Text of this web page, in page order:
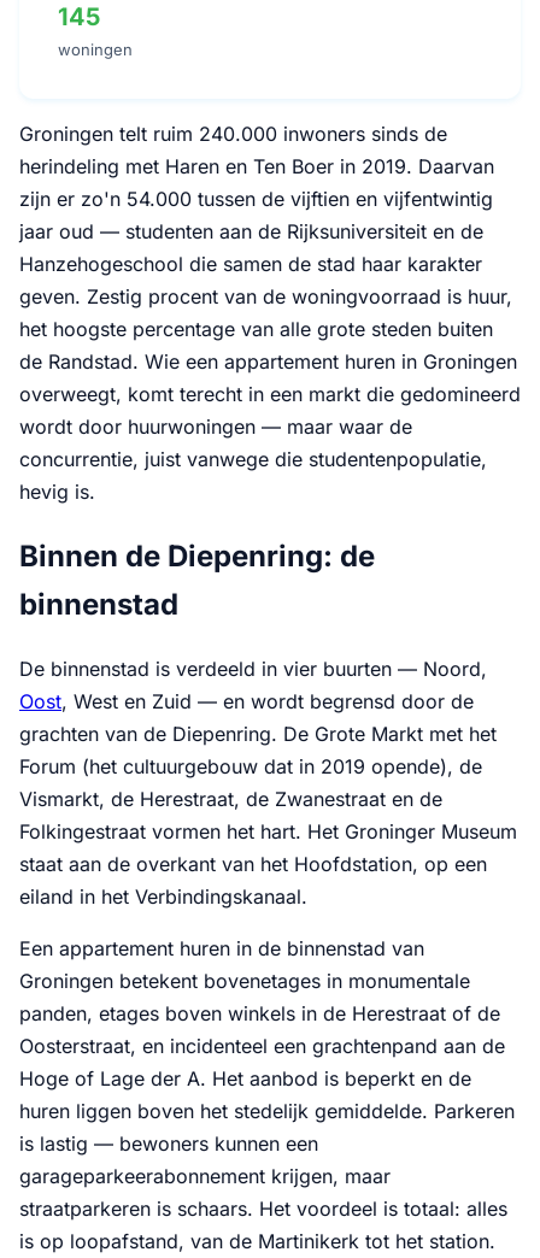
145
woningen
Groningen telt ruim 240.000 inwoners sinds de
herindeling met Haren en Ten Boer in 2019. Daarvan
zijn er zo'n 54.000 tussen de vijftien en vijfentwintig
jaar oud — studenten aan de Rijksuniversiteit en de
Hanzehogeschool die samen de stad haar karakter
geven. Zestig procent van de woningvoorraad is huur,
het hoogste percentage van alle grote steden buiten
de Randstad. Wie een appartement huren in Groningen
overweegt, komt terecht in een markt die gedomineerd
wordt door huurwoningen — maar waar de
concurrentie, juist vanwege die studentenpopulatie,
hevig is.
Binnen de Diepenring: de
binnenstad
De binnenstad is verdeeld in vier buurten — Noord,
Oost, West en Zuid — en wordt begrensd door de
grachten van de Diepenring. De Grote Markt met het
Forum (het cultuurgebouw dat in 2019 opende), de
Vismarkt, de Herestraat, de Zwanestraat en de
Folkingestraat vormen het hart. Het Groninger Museum
staat aan de overkant van het Hoofdstation, op een
eiland in het Verbindingskanaal.
Een appartement huren in de binnenstad van
Groningen betekent bovenetages in monumentale
panden, etages boven winkels in de Herestraat of de
Oosterstraat, en incidenteel een grachtenpand aan de
Hoge of Lage der A. Het aanbod is beperkt en de
huren liggen boven het stedelijk gemiddelde. Parkeren
is lastig — bewoners kunnen een
garageparkeerabonnement krijgen, maar
straatparkeren is schaars. Het voordeel is totaal: alles
is op loopafstand, van de Martinikerk tot het station.